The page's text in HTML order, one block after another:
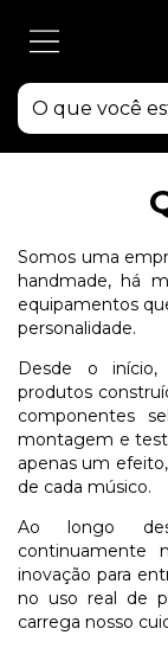
Somos uma
handmade, há
equipamentos
personalidade.
Desde o início,
produtos
componentes
montagem e
apenas um
de cada músico.
Ao longo
continuamente
inovação para
no uso real de
carrega nosso